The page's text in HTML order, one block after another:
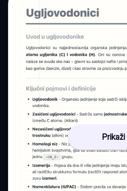
Prikaži